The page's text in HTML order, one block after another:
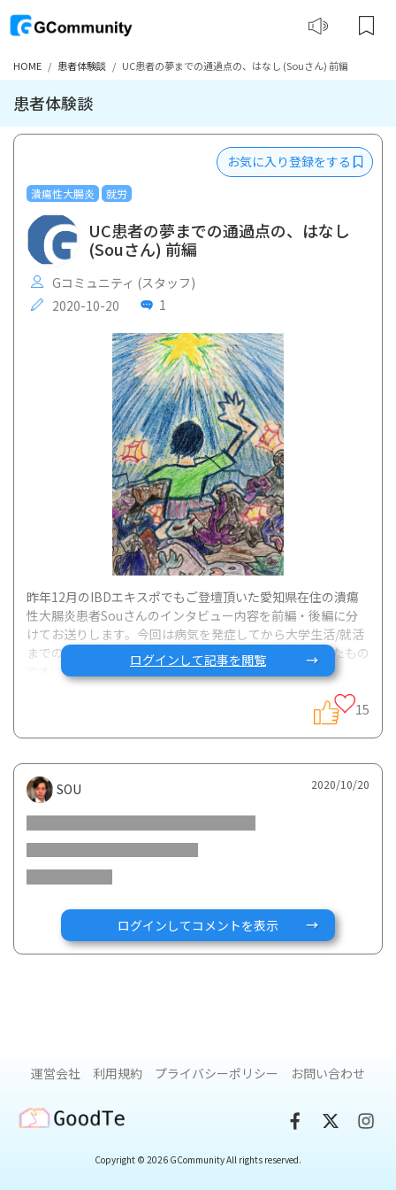
HOME 患者体験談 UC患者の夢までの通過点の、はなし (Souさん) 前編
患者体験談
潰瘍性大腸炎 就労
お気に入り登録をする
UC患者の夢までの通過点の、はなし
(Souさん) 前編
Gコミュニティ (スタッフ)
2020-10-20
1
昨年12月のIBDエキスポでもご登壇頂いた愛知県在住の潰瘍
性大腸炎患者Souさんのインタビュー内容を前編・後編に分
けてお送りします。今回は病気を発症してから大学生活/就活
までの内容です。表紙の絵はSouさんがご自身で描かれたもの
です。
高校1年生の春に発症しました。最初はお腹の調子が悪いのが
続いていた程度だったのですが、ある時血便が出てきて、症
状を我慢できなくなり、母親が気づいてクリニックに行きま
門的な病院に行ったほうが良い」と言われ、病院で内視鏡を
行い、確定診断となりました。中学の時はサッカー部でした
が特別お腹が弱いといったことはなかったので突然の出来事
――どのような高校生活を過ごされたのですか？
ログインして記事を閲覧
15
SOU 2020/10/20
ログインしてコメントを表示
運営会社 利用規約 プライバシーポリシー お問い合わせ
GoodTe
Copyright © 2026 GCommunity All rights reserved.